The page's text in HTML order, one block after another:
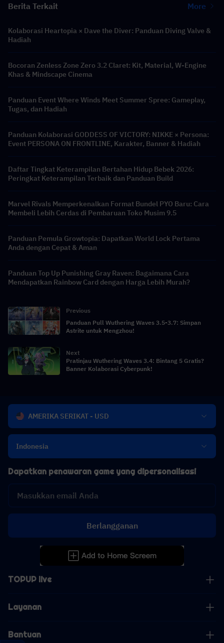
Berita Terkait More
Kolaborasi Heartopia × Dave the Diver: Panduan Diving Valve &
Hadiah
Bocoran Zenless Zone Zero 3.2 Claret: Kit, Material, W-Engine
Khas & Mindscape Cinema
Panduan Event Where Winds Meet Summer Spree: Gameplay,
Tugas, dan Hadiah
Panduan Kolaborasi GODDESS OF VICTORY: NIKKE × Persona:
Event PERSONA ON FRONTLINE, Karakter, Banner & Hadiah
Daftar Tingkat Keterampilan Bertahan Hidup Bebek 2026:
Peringkat Keterampilan Terbaik dan Panduan Build
Marvel Rivals Memperkenalkan Format Bundel PYO Baru: Cara
Membeli Lebih Cerdas di Pembaruan Toko Musim 9.5
Panduan Pemula Growtopia: Dapatkan World Lock Pertama
Anda dengan Cepat & Aman
Panduan Top Up Punishing Gray Raven: Bagaimana Cara
Mendapatkan Rainbow Card dengan Harga Lebih Murah?
Previous
Panduan Pull Wuthering Waves 3.5-3.7: Simpan
Astrite untuk Mengzhou!
Next
Pratinjau Wuthering Waves 3.4: Bintang 5 Gratis?
Banner Kolaborasi Cyberpunk!
AMERIKA SERIKAT - USD
Indonesia
TOPUP live
Layanan
Bantuan
Dapatkan penawaran game yang dipersonalisasi
Berlangganan